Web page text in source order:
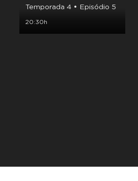
Temporada 4 • Episódio 5
20:30h